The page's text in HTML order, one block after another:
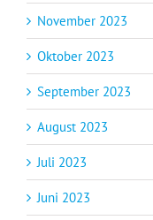
November 2023
Oktober 2023
September 2023
August 2023
Juli 2023
Juni 2023